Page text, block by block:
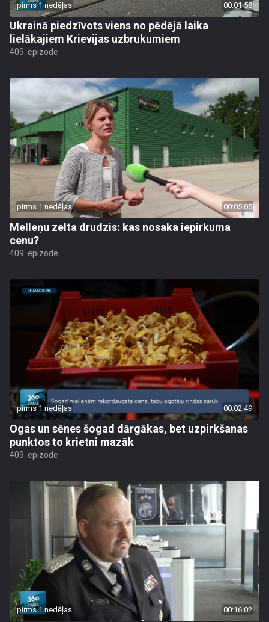
pirms 1 nedēļas 00:01:58
Ukrainā piedzīvots viens no pēdējā laika
lielākajiem Krievijas uzbrukumiem
409. epizode
pirms 1 nedēļas 00:05:05
Melleņu zelta drudzis: kas nosaka iepirkuma
cenu?
409. epizode
pirms 1 nedēļas 00:02:49
Ogas un sēnes šogad dārgākas, bet uzpirkšanas
punktos to krietni mazāk
409. epizode
pirms 1 nedēļas 00:16:02